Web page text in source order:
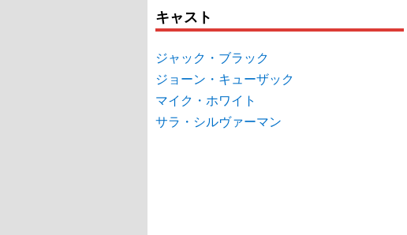
キャスト
ジャック・ブラック
ジョーン・キューザック
マイク・ホワイト
サラ・シルヴァーマン